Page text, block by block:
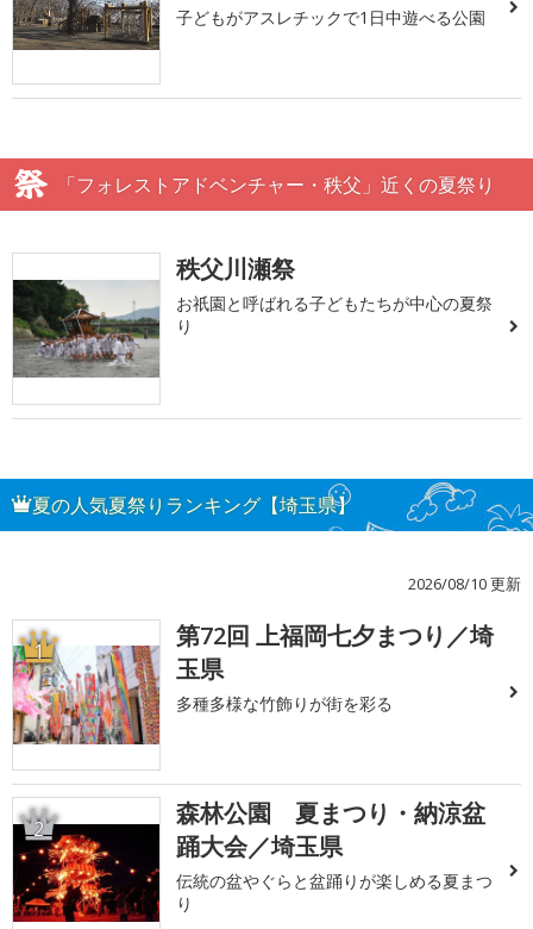
子どもがアスレチックで1日中遊べる公園
「フォレストアドベンチャー・秩父」近くの夏祭り
秩父川瀬祭
お祇園と呼ばれる子どもたちが中心の夏祭
り
夏の人気夏祭りランキング【埼玉県】
2026/08/10 更新
1
第72回 上福岡七夕まつり／埼
玉県
多種多様な竹飾りが街を彩る
2
森林公園 夏まつり・納涼盆
踊大会／埼玉県
伝統の盆やぐらと盆踊りが楽しめる夏まつ
り